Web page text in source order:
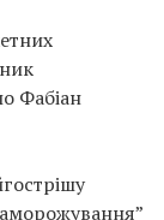
Фабіан